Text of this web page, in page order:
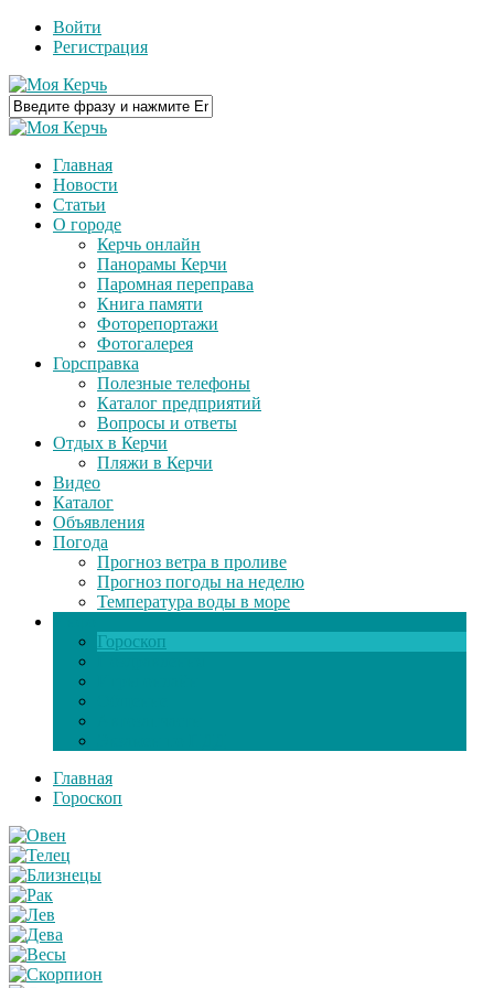
Войти
Регистрация
Главная
Новости
Статьи
О городе
Керчь онлайн
Панорамы Керчи
Паромная переправа
Книга памяти
Фоторепортажи
Фотогалерея
Горсправка
Полезные телефоны
Каталог предприятий
Вопросы и ответы
Отдых в Керчи
Пляжи в Керчи
Видео
Каталог
Объявления
Погода
Прогноз ветра в проливе
Прогноз погоды на неделю
Температура воды в море
Гороскоп
Главная
Гороскоп